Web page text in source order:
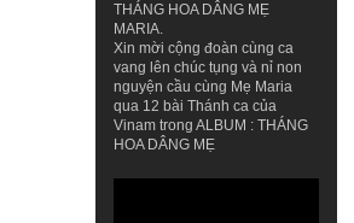
THÁNG HOA DÂNG MẸ
MARIA.
Xin mời cộng đoàn cùng ca
vang lên chúc tụng và nỉ non
nguyện cầu cùng Mẹ Maria
qua 12 bài Thánh ca của
Vinam trong ALBUM : THÁNG
HOA DÂNG MẸ